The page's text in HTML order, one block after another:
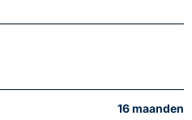
16 maanden